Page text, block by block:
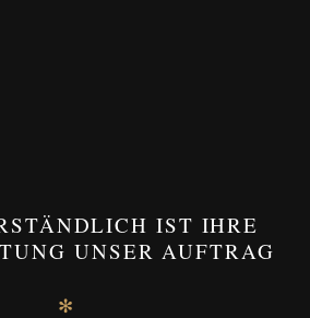
IST IHRE
UNSER AUFTRAG
✻